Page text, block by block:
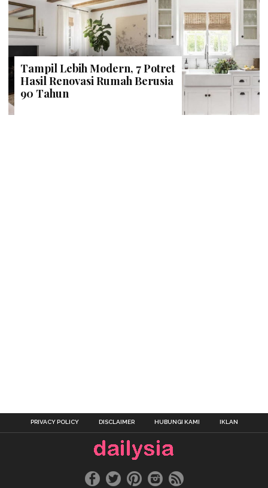
Tampil Lebih Modern, 7 Potret
Hasil Renovasi Rumah Berusia
90 Tahun
PRIVACY POLICY DISCLAIMER HUBUNGI KAMI IKLAN